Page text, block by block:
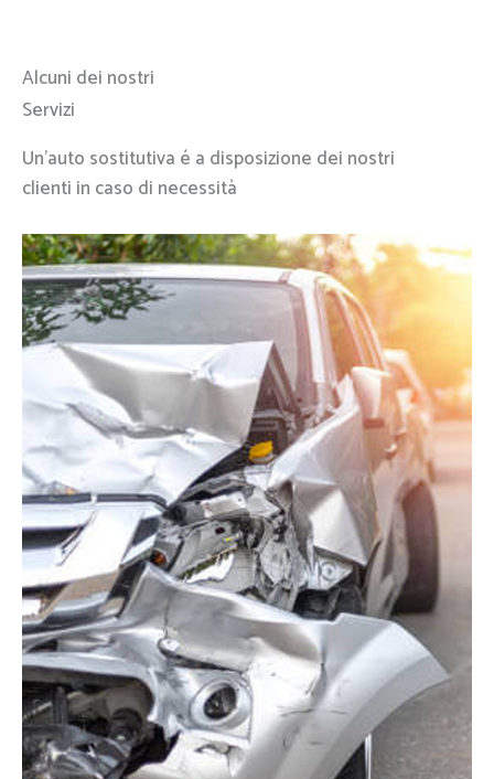
Alcuni dei nostri
Servizi
Un’auto sostitutiva é a disposizione dei nostri
clienti in caso di necessità